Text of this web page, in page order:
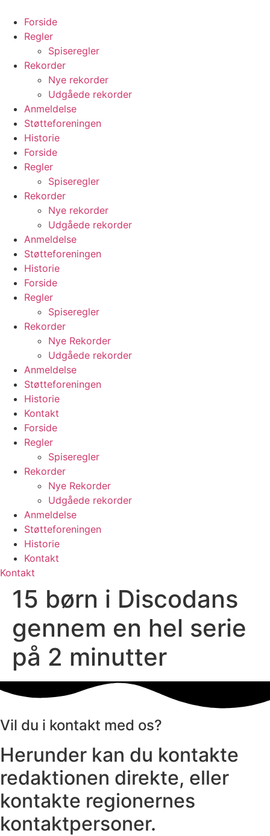
indhold
Forside
Regler
Spiseregler
Rekorder
Nye rekorder
Udgåede rekorder
Anmeldelse
Støtteforeningen
Historie
Forside
Regler
Spiseregler
Rekorder
Nye rekorder
Udgåede rekorder
Anmeldelse
Støtteforeningen
Historie
Forside
Regler
Spiseregler
Rekorder
Nye Rekorder
Udgåede rekorder
Anmeldelse
Støtteforeningen
Historie
Kontakt
Forside
Regler
Spiseregler
Rekorder
Nye Rekorder
Udgåede rekorder
Anmeldelse
Støtteforeningen
Historie
Kontakt
Kontakt
15 børn i Discodans
gennem en hel serie
på 2 minutter
Vil du i kontakt med os?
Herunder kan du kontakte
redaktionen direkte, eller
kontakte regionernes
kontaktpersoner.